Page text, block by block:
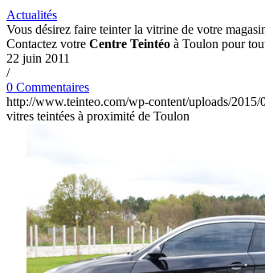
Actualités
Vous désirez faire teinter la vitrine de votre
Contactez votre Centre Teintéo à Toulon pour
22 juin 2011
/
0 Commentaires
http://www.teinteo.com/wp-content/uploads/2015/
vitres teintées à proximité de Toulon